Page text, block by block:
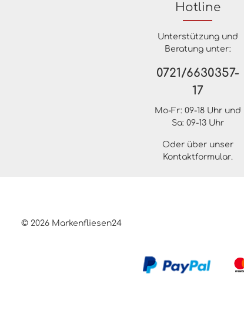
Hotline
Unterstützung und
Beratung unter:
0721/6630357-
17
Mo-Fr: 09-18 Uhr und
Sa: 09-13 Uhr
Oder über unser
Kontaktformular.
© 2026 Markenfliesen24